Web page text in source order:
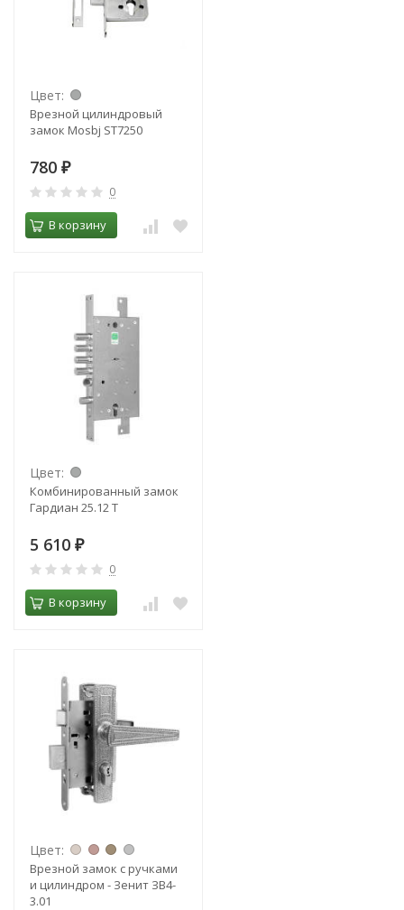
Цвет:
Врезной цилиндровый
замок Mosbj ST7250
780 ₽
0
В корзину
Цвет:
Комбинированный замок
Гардиан 25.12 Т
5 610 ₽
0
В корзину
Цвет:
Врезной замок с ручками
и цилиндром - Зенит ЗВ4-
3.01